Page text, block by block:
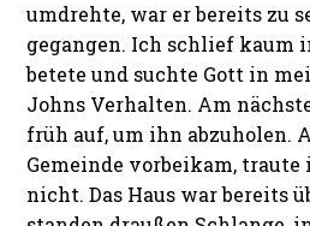
umdrehte, war er bereits zu
gegangen. Ich schlief kaum
betete und suchte Gott in
Johns Verhalten. Am
früh auf, um ihn abzuholen.
Gemeinde vorbeikam,
nicht. Das Haus war bereits